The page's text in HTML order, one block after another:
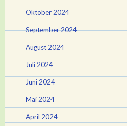
Oktober 2024
September 2024
August 2024
Juli 2024
Juni 2024
Mai 2024
April 2024